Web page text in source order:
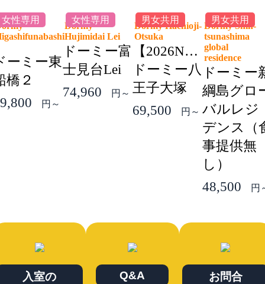
女性専用
ーミー東
橋２
円～
女性専用
Dormy
Hujimidai Lei
ドーミー富
士見台Lei
74,960
円～
男女共用
Dormy Hachioji-
Otsuka
【2026NEW】
ドーミー八
王子大塚
69,500
円～
男女共用
Dormy Shin-
tsunashima
global
residence
ドーミー
綱島グロ
バルレジ
デンス（
事提供無
し）
48,500
円
入室の
Q&A
お問合